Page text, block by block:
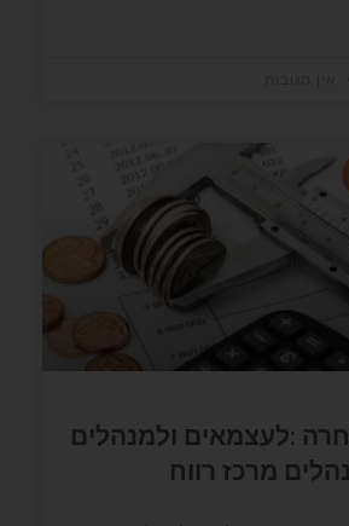
:לעצמאים ולמנהלים
מרכז רווח